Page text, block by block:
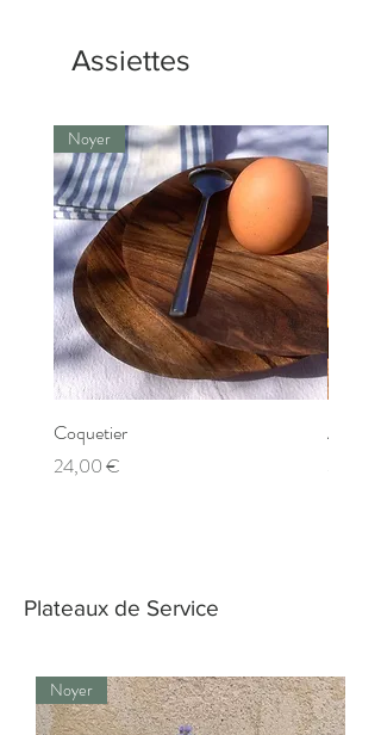
Assiettes
Noyer
Coquetier
Prix
24,00 €
Plateaux de Service
Noyer